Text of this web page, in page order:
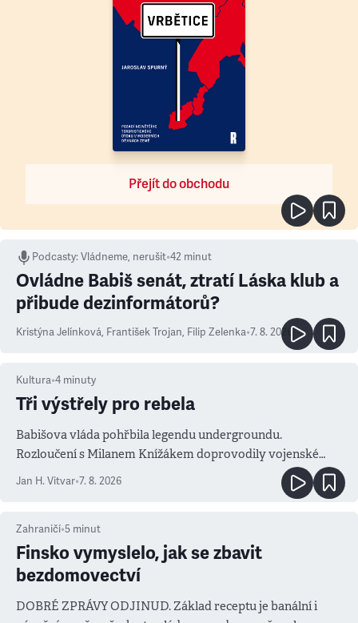
Přejít do obchodu
Podcasty:Vládneme, nerušit•42 minut
Ovládne Babiš senát, ztratí Láska klub a
přibude dezinformátorů?
Kristýna Jelínková, František Trojan, Filip Zelenka•7. 8. 2026
Kultura•4 minuty
Tři výstřely pro rebela
Babišova vláda pohřbila legendu undergroundu.
Rozloučení s Milanem Knížákem doprovodily vojenské
salvy i kritika pokrokářů
Jan H. Vitvar•7. 8. 2026
Zahraničí•5 minut
Finsko vymyslelo, jak se zbavit
bezdomovectví
DOBRÉ ZPRÁVY ODJINUD. Základ receptu je banální i